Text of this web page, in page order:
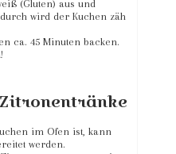
(Gluten) aus und
wird der Kuchen zäh
ca. 45 Minuten backen.
im Ofen ist, kann
werden.